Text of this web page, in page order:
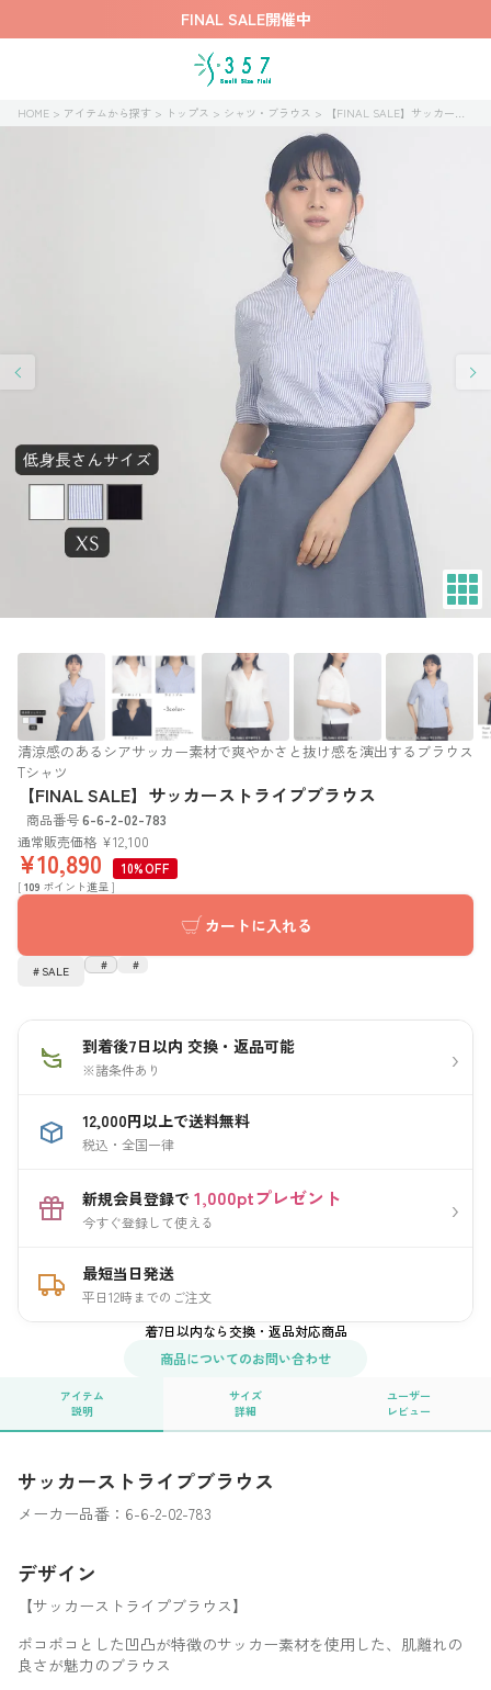
FINAL SALE開催中
HOME アイテムから探す トップス シャツ・ブラウス 【FINAL SALE】サッカーストライプブラウス
清涼感のあるシアサッカー素材で爽やかさと抜け感を演出するブラウス
Tシャツ
【FINAL SALE】サッカーストライプブラウス
商品番号6-6-2-02-783
通常販売価格 ¥12,100
¥10,890 10%OFF
[ 109 ポイント進呈 ]
カートに入れる
SALE
到着後7日以内 交換・返品可能
※諸条件あり ›
12,000円以上で送料無料
税込・全国一律
新規会員登録で 1,000ptプレゼント
今すぐ登録して使える ›
最短当日発送
平日12時までのご注文
着7日以内なら交換・返品対応商品
商品についてのお問い合わせ
アイテム
説明
サイズ
詳細
ユーザー
レビュー
サッカーストライプブラウス
メーカー品番：6-6-2-02-783
デザイン
【サッカーストライプブラウス】
ポコポコとした凹凸が特徴のサッカー素材を使用した、肌離れの
良さが魅力のブラウス